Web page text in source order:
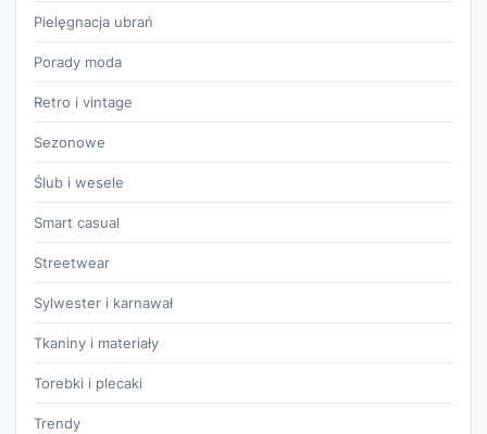
Pielęgnacja ubrań
Porady moda
Retro i vintage
Sezonowe
Ślub i wesele
Smart casual
Streetwear
Sylwester i karnawał
Tkaniny i materiały
Torebki i plecaki
Trendy